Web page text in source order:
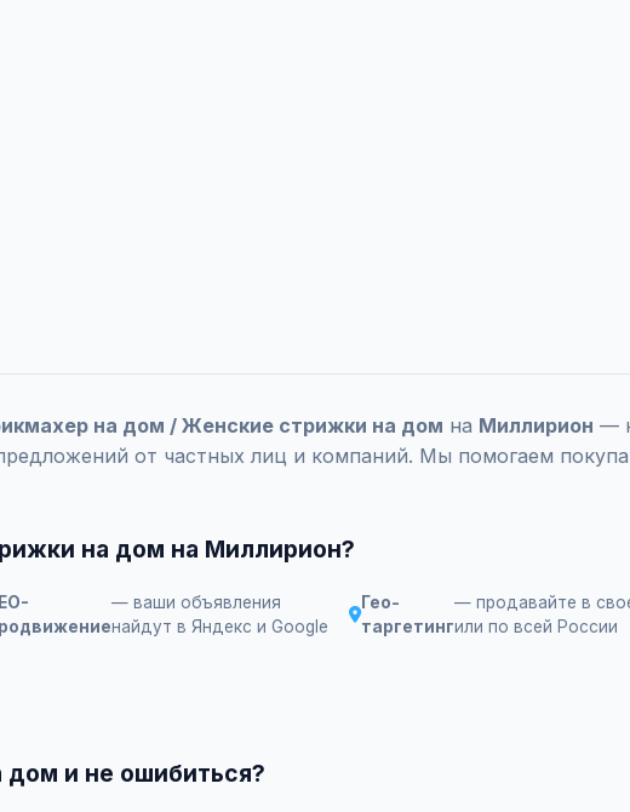
на дом / Женские стрижки на дом на Миллирион —
от частных лиц и компаний. Мы помогаем
на дом на Миллирион?
— ваши объявления
найдут в Яндекс и Google
Гео-
таргетинг
— продавайте в
или по всей России
и не ошибиться?